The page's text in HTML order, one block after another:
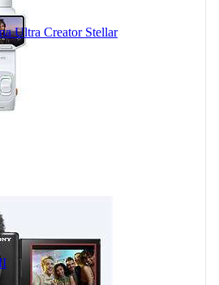
Ultra Creator Stellar